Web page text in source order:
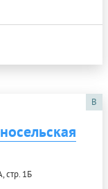
B
стр. 1Б